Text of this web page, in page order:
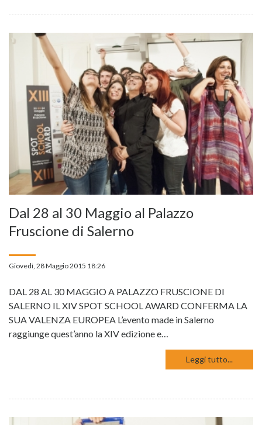
Dal 28 al 30 Maggio al Palazzo
Fruscione di Salerno
Giovedì, 28 Maggio 2015 18:26
DAL 28 AL 30 MAGGIO A PALAZZO FRUSCIONE DI
SALERNO IL XIV SPOT SCHOOL AWARD CONFERMA LA
SUA VALENZA EUROPEA L’evento made in Salerno
raggiunge quest’anno la XIV edizione e…
Leggi tutto...